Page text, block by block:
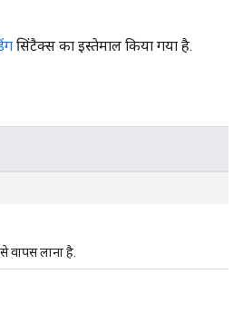
सिंटैक्स का इस्तेमाल किया गया है.
वापस लाना है.